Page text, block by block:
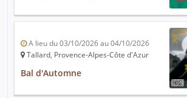
A lieu du 03/10/2026 au 04/10/2026
Tallard, Provence-Alpes-Côte d'Azur
Bal d'Automne